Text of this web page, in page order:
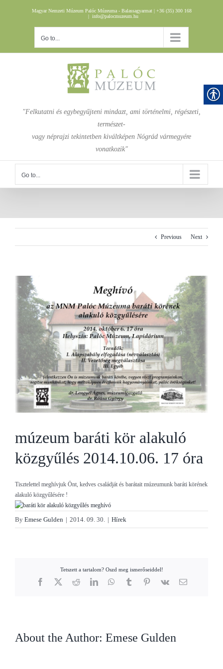
Magyar Nemzeti Múzeum Palóc Múzeuma - Balassagyarmat | +36 (35) 300 168
| info@palocmuzeum.hu
Go to...
"Felkutatni és egybegyűjteni mindazt, ami történelmi, régészeti,
természet-
vagy néprajzi tekintetben kiváltképen Nógrád vármegyére
vonatkozik"
Go to...
Previous Next
Larger
Image
múzeum baráti kör alakuló
közgyűlés 2014.10.06. 17 óra
Tisztelettel meghívjuk Önt, kedves családját és barátait múzeumunk baráti körének
alakuló közgyűlésére !
By Emese Gulden | 2014. 09. 30. | Hírek
Tetszett a tartalom? Oszd meg ismerőseiddel!
Facebook
X RedditLinkedInWhatsApp
TumblrPinterest
Vk Email
About the Author: Emese Gulden